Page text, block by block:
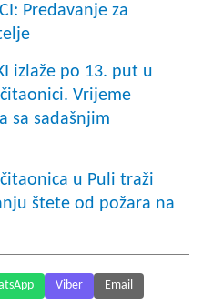
Predavanje za
izlaže po 13. put u
Vrijeme
sa sadašnjim
u Puli traži
štete od požara na
Viber Email